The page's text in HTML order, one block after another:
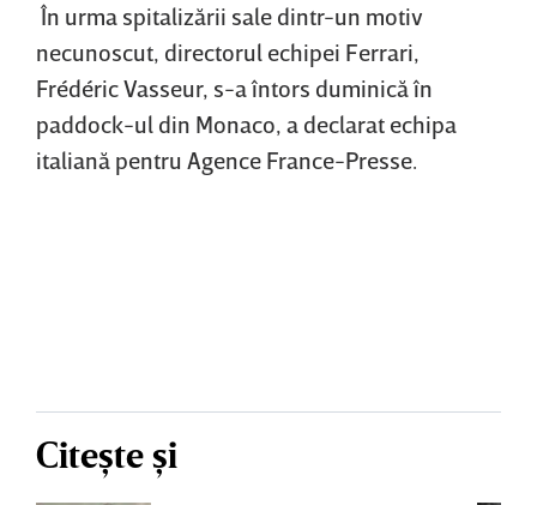
În urma spitalizării sale dintr-un motiv
necunoscut, directorul echipei Ferrari,
Frédéric Vasseur, s-a întors duminică în
paddock-ul din Monaco, a declarat echipa
italiană pentru Agence France-Presse.
Citește și